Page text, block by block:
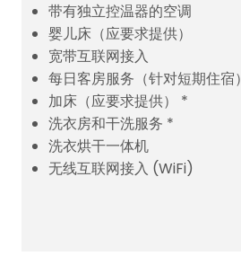
带有独立控温器的空调
婴儿床（应要求提供）
宽带互联网接入
每日客房服务（针对短期住宿）
加床（应要求提供） *
洗衣房和干洗服务 *
洗衣烘干一体机
无线互联网接入 (WiFi)